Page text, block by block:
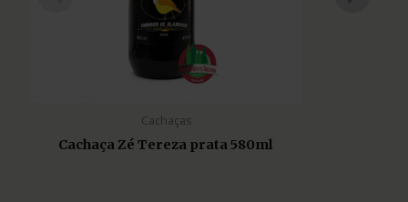
Cachaças
Cachaça Zé Tereza prata 580ml